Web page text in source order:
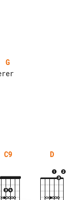
G
C9 D